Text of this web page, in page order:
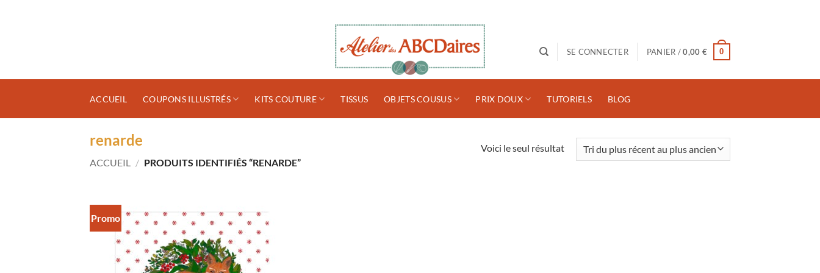
SE CONNECTER PANIER /0,00 € 0
ACCUEIL COUPONS ILLUSTRÉS KITS COUTURE TISSUS OBJETS COUSUS PRIX DOUX TUTORIELS BLOG
renarde
ACCUEIL / PRODUITS IDENTIFIÉS “RENARDE”
Voici le seul résultat
Promo